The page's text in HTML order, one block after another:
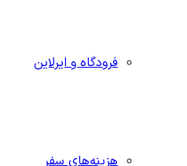
فرودگاه و ایرلاین
هزینه‌های سفر